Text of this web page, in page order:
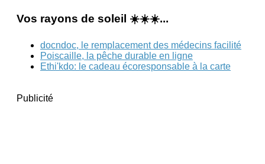
Vos rayons de soleil ☀️☀️☀️...
docndoc, le remplacement des médecins facilité
Poiscaille, la pêche durable en ligne
Ethi'kdo: le cadeau écoresponsable à la carte
Publicité